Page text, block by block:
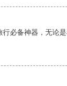
必备神器，无论